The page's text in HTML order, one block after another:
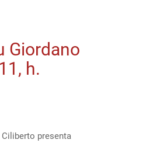
Giordano
h.
Ciliberto presenta